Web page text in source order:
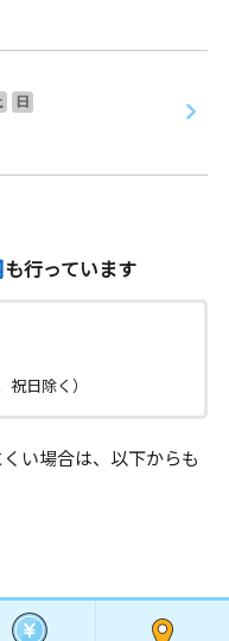
日
も行っています
日除く）
い場合は、以下からも